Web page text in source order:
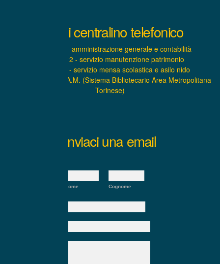
Interni centralino telefonico
INTERNO 1 - amministrazione generale e contabilità
INTERNO 2 - servizio manutenzione patrimonio
INTERNO 3 - servizio mensa scolastica e asilo nido
INTERNO 4 – S.B.A.M. (Sistema Bibliotecario Area Metropolitana
Torinese)
Inviaci una email
Nome Cognome